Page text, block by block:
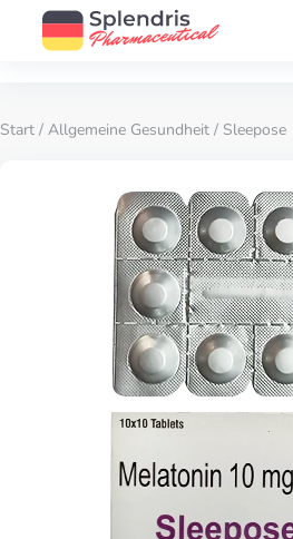
Start / Allgemeine Gesundheit / Sleepose